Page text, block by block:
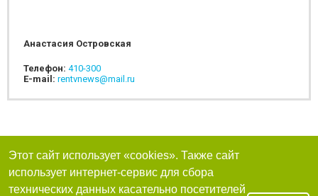
Анастасия Островская
Телефон: 410-300
E-mail: rentvnews@mail.ru
Этот сайт использует «cookies». Также сайт
использует интернет-сервис для сбора
технических данных касательно посетителей